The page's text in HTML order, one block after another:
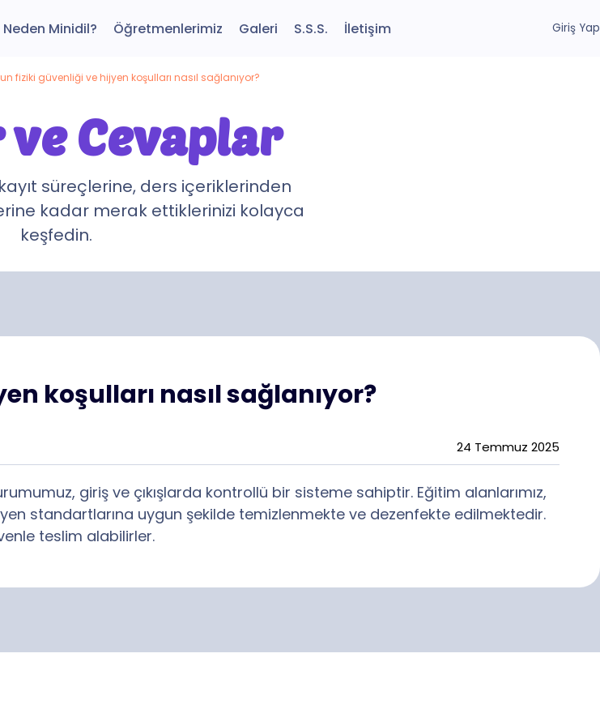
Neden Minidil? Öğretmenlerimiz Galeri S.S.S. İletişim Giriş Yap
fiziki güvenliği ve hijyen koşulları nasıl sağlanıyor?
Cevaplar
süreçlerine, ders içeriklerinden
kadar merak ettiklerinizi kolayca
keşfedin.
koşulları nasıl sağlanıyor?
24 Temmuz 2025
giriş ve çıkışlarda kontrollü bir sisteme sahiptir. Eğitim alanlarımız,
standartlarına uygun şekilde temizlenmekte ve dezenfekte edilmektedir.
teslim alabilirler.